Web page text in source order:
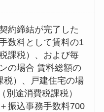
約締結が完了した
数料として賃料の1
課税）、および毎
の場合 賃料総額の
税）、戸建住宅の場
別途消費税課税）
振込事務手数料700